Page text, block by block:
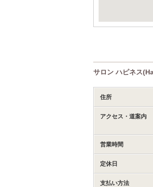
サロン ハピネス
住所
アクセス・道案内
営業時間
定休日
支払い方法